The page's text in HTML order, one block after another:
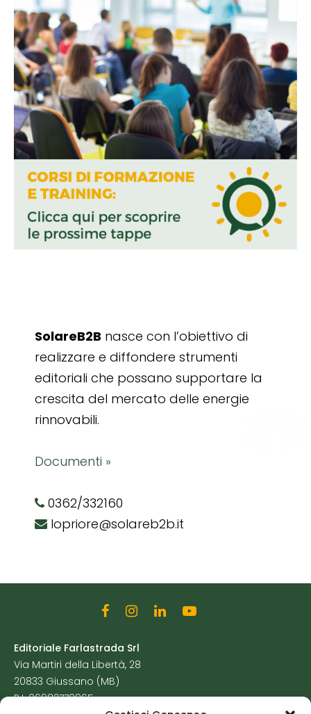
SolareB2B nasce con l’obiettivo di
realizzare e diffondere strumenti
editoriali che possano supportare la
crescita del mercato delle energie
rinnovabili.
Documenti »
0362/332160
lopriore@solareb2b.it
Editoriale Farlastrada Srl
Via Martiri della Libertà, 28
20833 Giussano (MB)
P.I. 06982770965